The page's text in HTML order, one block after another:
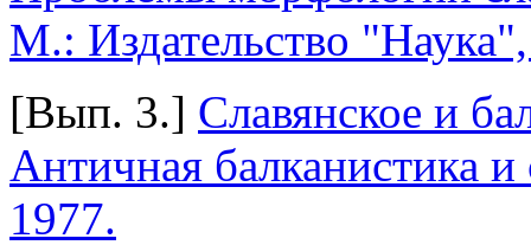
М.: Издательство
[Вып. 3.] Славянское и
Античная балканистика
1977.